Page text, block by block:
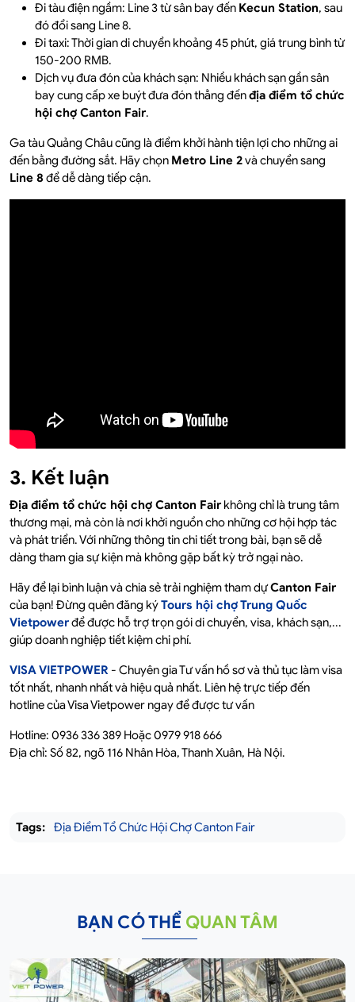
Đi tàu điện ngầm: Line 3 từ sân bay đến Kecun Station, sau
đó đổi sang Line 8.
Đi taxi: Thời gian di chuyển khoảng 45 phút, giá trung bình từ
150-200 RMB.
Dịch vụ đưa đón của khách sạn: Nhiều khách sạn gần sân
bay cung cấp xe buýt đưa đón thẳng đếnđịa điểm tổ chức
hội chợ Canton Fair.
Ga tàu Quảng Châu cũng là điểm khởi hành tiện lợi cho những ai
đến bằng đường sắt. Hãy chọn Metro Line 2và chuyển sang
Line 8 để dễ dàng tiếp cận.
3. Kết luận
Địa điểm tổ chức hội chợ Canton Fair không chỉ là trung tâm
thương mại, mà còn là nơi khởi nguồn cho những cơ hội hợp tác
và phát triển. Với những thông tin chi tiết trong bài, bạn sẽ dễ
dàng tham gia sự kiện mà không gặp bất kỳ trở ngại nào.
Hãy để lại bình luận và chia sẻ trải nghiệm tham dựCanton Fair
của bạn! Đừng quên đăng kýTours hội chợ Trung Quốc
Vietpowerđể được hỗ trợ trọn gói di chuyển, visa, khách sạn,...
giúp doanh nghiệp tiết kiệm chi phí.
VISA VIETPOWER - Chuyên gia Tư vấn hồ sơ và thủ tục làm visa
tốt nhất, nhanh nhất và hiệu quả nhất. Liên hệ trực tiếp đến
hotline của Visa Vietpower ngay để được tư vấn
Hotline: 0936 336 389 Hoặc 0979 918 666
Địa chỉ: Số 82, ngõ 116 Nhân Hòa, Thanh Xuân, Hà Nội.
Tags: Địa Điểm Tổ Chức Hội Chợ Canton Fair​
BẠN CÓ THỂ QUAN TÂM